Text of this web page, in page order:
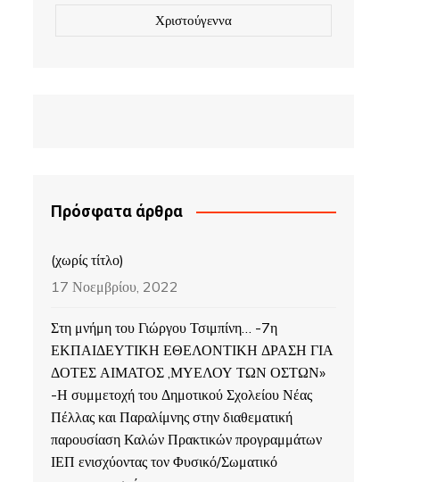
Χριστούγεννα
Πρόσφατα άρθρα
(χωρίς τίτλο)
17 Νοεμβρίου, 2022
Στη μνήμη του Γιώργου Τσιμπίνη… -7η
ΕΚΠΑΙΔΕΥΤΙΚΗ ΕΘΕΛΟΝΤΙΚΗ ΔΡΑΣΗ ΓΙΑ
ΔΟΤΕΣ ΑΙΜΑΤΟΣ ,ΜΥΕΛΟΥ ΤΩΝ ΟΣΤΩΝ»
-Η συμμετοχή του Δημοτικού Σχολείου Νέας
Πέλλας και Παραλίμνης στην διαθεματική
παρουσίαση Καλών Πρακτικών προγραμμάτων
ΙΕΠ ενισχύοντας τον Φυσικό/Σωματικό